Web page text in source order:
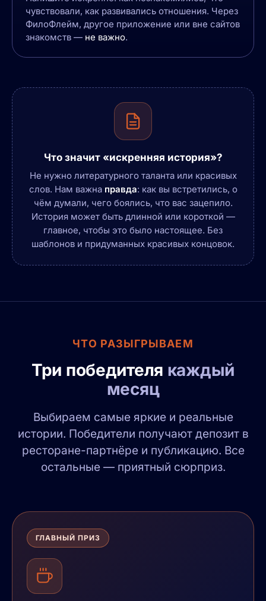
чувствовали, как развивались отношения. Через
ФилоФлейм, другое приложение или вне сайтов
знакомств — не важно.
Что значит «искренняя история»?
Не нужно литературного таланта или красивых
слов. Нам важна правда: как вы встретились, о
чём думали, чего боялись, что вас зацепило.
История может быть длинной или короткой —
главное, чтобы это было настоящее. Без
шаблонов и придуманных красивых концовок.
ЧТО РАЗЫГРЫВАЕМ
Три победителя каждый
месяц
Выбираем самые яркие и реальные
истории. Победители получают депозит в
ресторане-партнёре и публикацию. Все
остальные — приятный сюрприз.
ГЛАВНЫЙ ПРИЗ